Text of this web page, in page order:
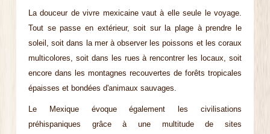
La douceur de vivre mexicaine vaut à elle seule le voyage.
Tout se passe en extérieur, soit sur la plage à prendre le
soleil, soit dans la mer à observer les poissons et les coraux
multicolores, soit dans les rues à rencontrer les locaux, soit
encore dans les montagnes recouvertes de forêts tropicales
épaisses et bondées d'animaux sauvages.
Le Mexique évoque également les civilisations
préhispaniques grâce à une multitude de sites